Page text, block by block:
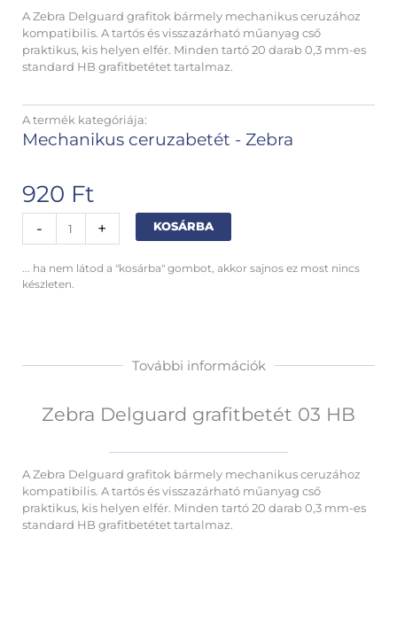
A Zebra Delguard grafitok bármely mechanikus ceruzához
kompatibilis. A tartós és visszazárható műanyag cső
praktikus, kis helyen elfér. Minden tartó 20 darab 0,3 mm-es
standard HB grafitbetétet tartalmaz.
A termék kategóriája:
Mechanikus ceruzabetét - Zebra
920 Ft
-
Delguard
03
HB
+ KOSÁRBA
... ha nem látod a "kosárba" gombot, akkor sajnos ez most nincs
készleten.
További információk
Zebra Delguard grafitbetét 03 HB
A Zebra Delguard grafitok bármely mechanikus ceruzához
kompatibilis. A tartós és visszazárható műanyag cső
praktikus, kis helyen elfér. Minden tartó 20 darab 0,3 mm-es
standard HB grafitbetétet tartalmaz.